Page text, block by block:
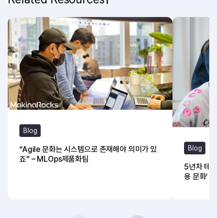
Blog
“Agile 문화는 시스템으로 존재해야 의미가 있
죠” – MLOps제품화팀
Blog
5년차 테
용 문화’